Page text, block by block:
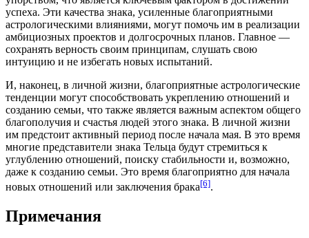
успеха. Эти качества знака, усиленные благоприятными
астрологическими влияниями, могут помочь им в реализации
амбициозных проектов и долгосрочных планов. Главное —
сохранять верность своим принципам, слушать свою
интуицию и не избегать новых испытаний.
И, наконец, в личной жизни, благоприятные астрологические
тенденции могут способствовать укреплению отношений и
созданию семьи, что также является важным аспектом общего
благополучия и счастья людей этого знака. В личной жизни
им предстоит активный период после начала мая. В это время
многие представители знака Тельца будут стремиться к
углублению отношений, поиску стабильности и, возможно,
даже к созданию семьи. Это время благоприятно для начала
новых отношений или заключения брака[6].
Примечания